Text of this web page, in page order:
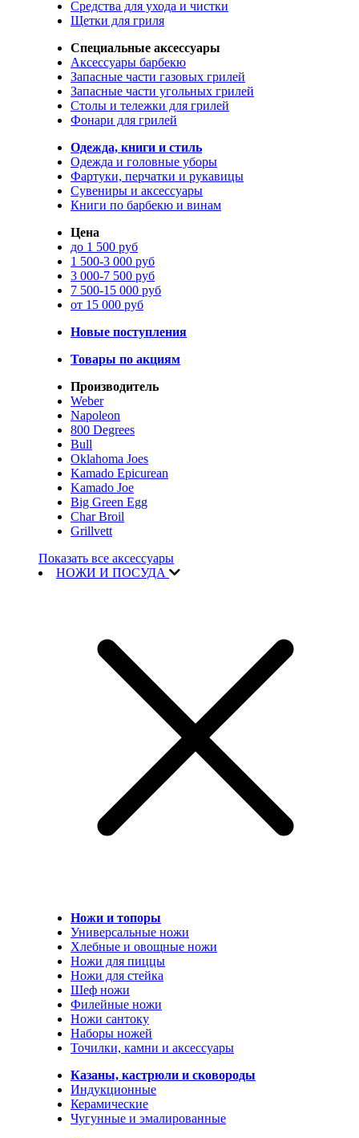
Средства для ухода и чистки
Щетки для гриля
Специальные аксессуары
Аксессуары барбекю
Запасные части газовых грилей
Запасные части угольных грилей
Столы и тележки для грилей
Фонари для грилей
Одежда, книги и стиль
Одежда и головные уборы
Фартуки, перчатки и рукавицы
Сувениры и аксессуары
Книги по барбекю и винам
Цена
до 1 500 руб
1 500-3 000 руб
3 000-7 500 руб
7 500-15 000 руб
от 15 000 руб
Новые поступления
Товары по акциям
Производитель
Weber
Napoleon
800 Degrees
Bull
Oklahoma Joes
Kamado Epicurean
Kamado Joe
Big Green Egg
Char Broil
Grillvett
Показать все аксессуары
НОЖИ И ПОСУДА
Ножи и топоры
Универсальные ножи
Хлебные и овощные ножи
Ножи для пиццы
Ножи для стейка
Шеф ножи
Филейные ножи
Ножи сантоку
Наборы ножей
Точилки, камни и аксессуары
Казаны, кастрюли и сковороды
Индукционные
Керамические
Чугунные и эмалированные